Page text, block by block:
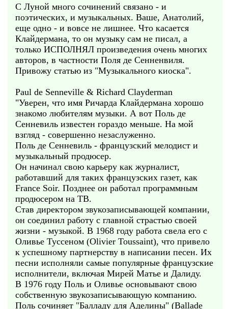
С Луной много сочинений связано - и
поэтических, и музыкальных. Ваше, Анатолий,
еще одно - и вовсе не лишнее. Что касается
Клайдермана, то он музыку сам не писал, а
только ИСПОЛНЯЛ произведения очень многих
авторов, в частности Поля де Сенненвиля.
Привожу статью из "Музыкального киоска".
Paul de Senneville & Richard Clayderman
"Уверен, что имя Ричарда Клайдермана хорошо
знакомо любителям музыки. А вот Поль де
Сенневиль известен гораздо меньше. На мой
взгляд - совершенно незаслуженно.
Поль де Сенневиль - французский мелодист и
музыкальный продюсер.
Он начинал свою карьеру как журналист,
работавший для таких французских газет, как
France Soir. Позднее он работал программным
продюсером на ТВ.
Став директором звукозаписывающей компании,
он соединил работу с главной страстью своей
жизни - музыкой. В 1968 году работа свела его с
Оливье Туссеном (Olivier Toussaint), что привело
к успешному партнерству в написании песен. Их
песни исполняли самые популярные французские
исполнители, включая Мирей Матье и Далиду.
В 1976 году Поль и Оливье основывают свою
собственную звукозаписывающую компанию.
Поль сочиняет "Балладу для Аделины" (Ballade